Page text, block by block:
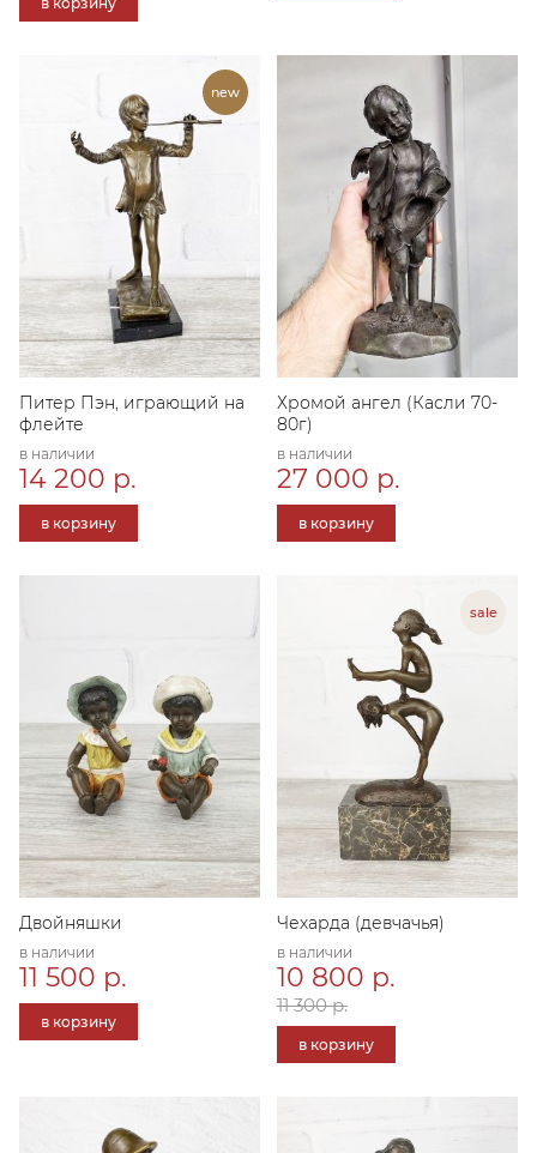
Питер Пэн, играющий на
флейте
в наличии
14 200 р.
в корзину
Хромой ангел (Касли 70-
80г)
в наличии
27 000 р.
в корзину
Двойняшки
в наличии
11 500 р.
в корзину
Чехарда (девчачья)
в наличии
10 800 р.
11 300 р.
в корзину